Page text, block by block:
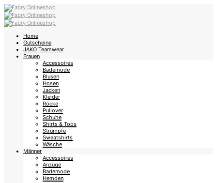
Home
Gutscheine
JAKO Teamwear
Frauen
Accessoires
Bademode
Blusen
Hosen
Jacken
Kleider
Röcke
Pullover
Schuhe
Shirts & Tops
Strümpfe
Sweatshirts
Wäsche
Männer
Accessoires
Anzüge
Bademode
Hemden